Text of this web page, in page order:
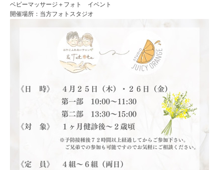
ベビーマッサージ＋フォト イベント
開催場所：当方フォトスタジオ